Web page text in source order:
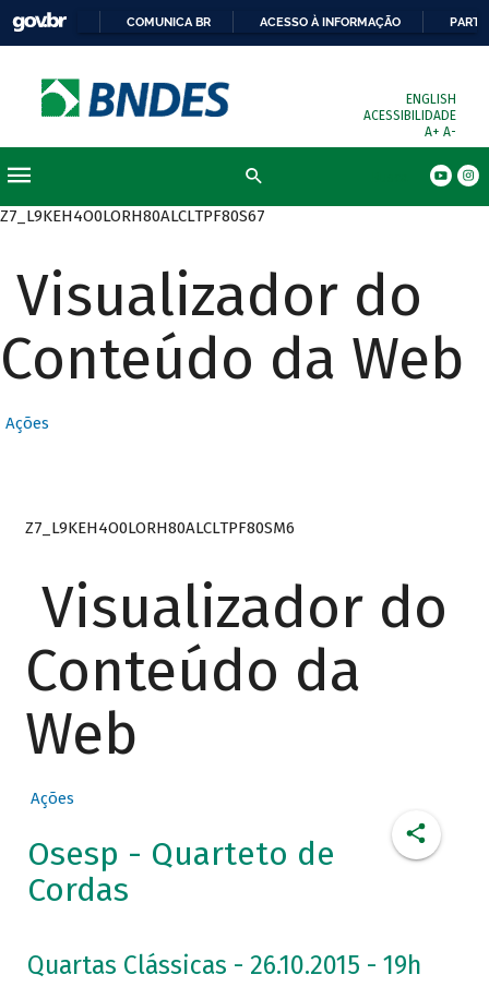
COMUNICA BR ACESSO À INFORMAÇÃO
ENGLISH
ACESSIBILIDADE
A+ A-
Z7_L9KEH4O0LORH80ALCLTPF80S67
Visualizador do
Conteúdo da Web
Ações
Z7_L9KEH4O0LORH80ALCLTPF80SM6
Visualizador do
Conteúdo da
Web
Ações
Osesp - Quarteto de
Cordas
Quartas Clássicas - 26.10.2015 - 19h